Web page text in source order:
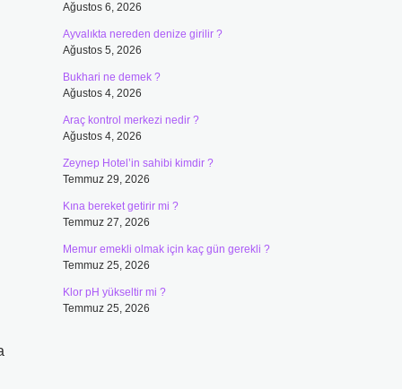
Ağustos 6, 2026
Ayvalıkta nereden denize girilir ?
Ağustos 5, 2026
Bukhari ne demek ?
Ağustos 4, 2026
Araç kontrol merkezi nedir ?
Ağustos 4, 2026
Zeynep Hotel’in sahibi kimdir ?
Temmuz 29, 2026
Kına bereket getirir mi ?
Temmuz 27, 2026
Memur emekli olmak için kaç gün gerekli ?
Temmuz 25, 2026
Klor pH yükseltir mi ?
Temmuz 25, 2026